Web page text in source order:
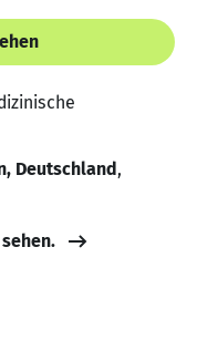
Deutschland,